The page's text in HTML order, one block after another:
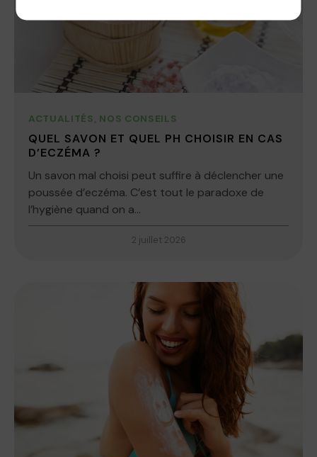
ACTUALITÉS, NOS CONSEILS
QUEL SAVON ET QUEL PH CHOISIR EN CAS
D’ECZÉMA ?
Un savon mal choisi peut suffire à déclencher une
poussée d’eczéma. C’est tout le paradoxe de
l’hygiène quand on a...
2 juillet 2026